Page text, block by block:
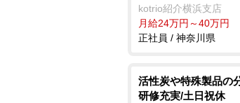
kotrio紹介横浜支店
月給24万円～40万円
正社員 / 神奈川県
活性炭や特殊製品の
研修充実/土日祝休